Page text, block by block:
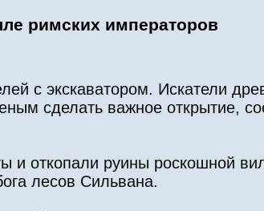
римских императоров
с экскаватором. Искатели
сделать важное открытие,
и откопали руины роскошной
лесов Сильвана.